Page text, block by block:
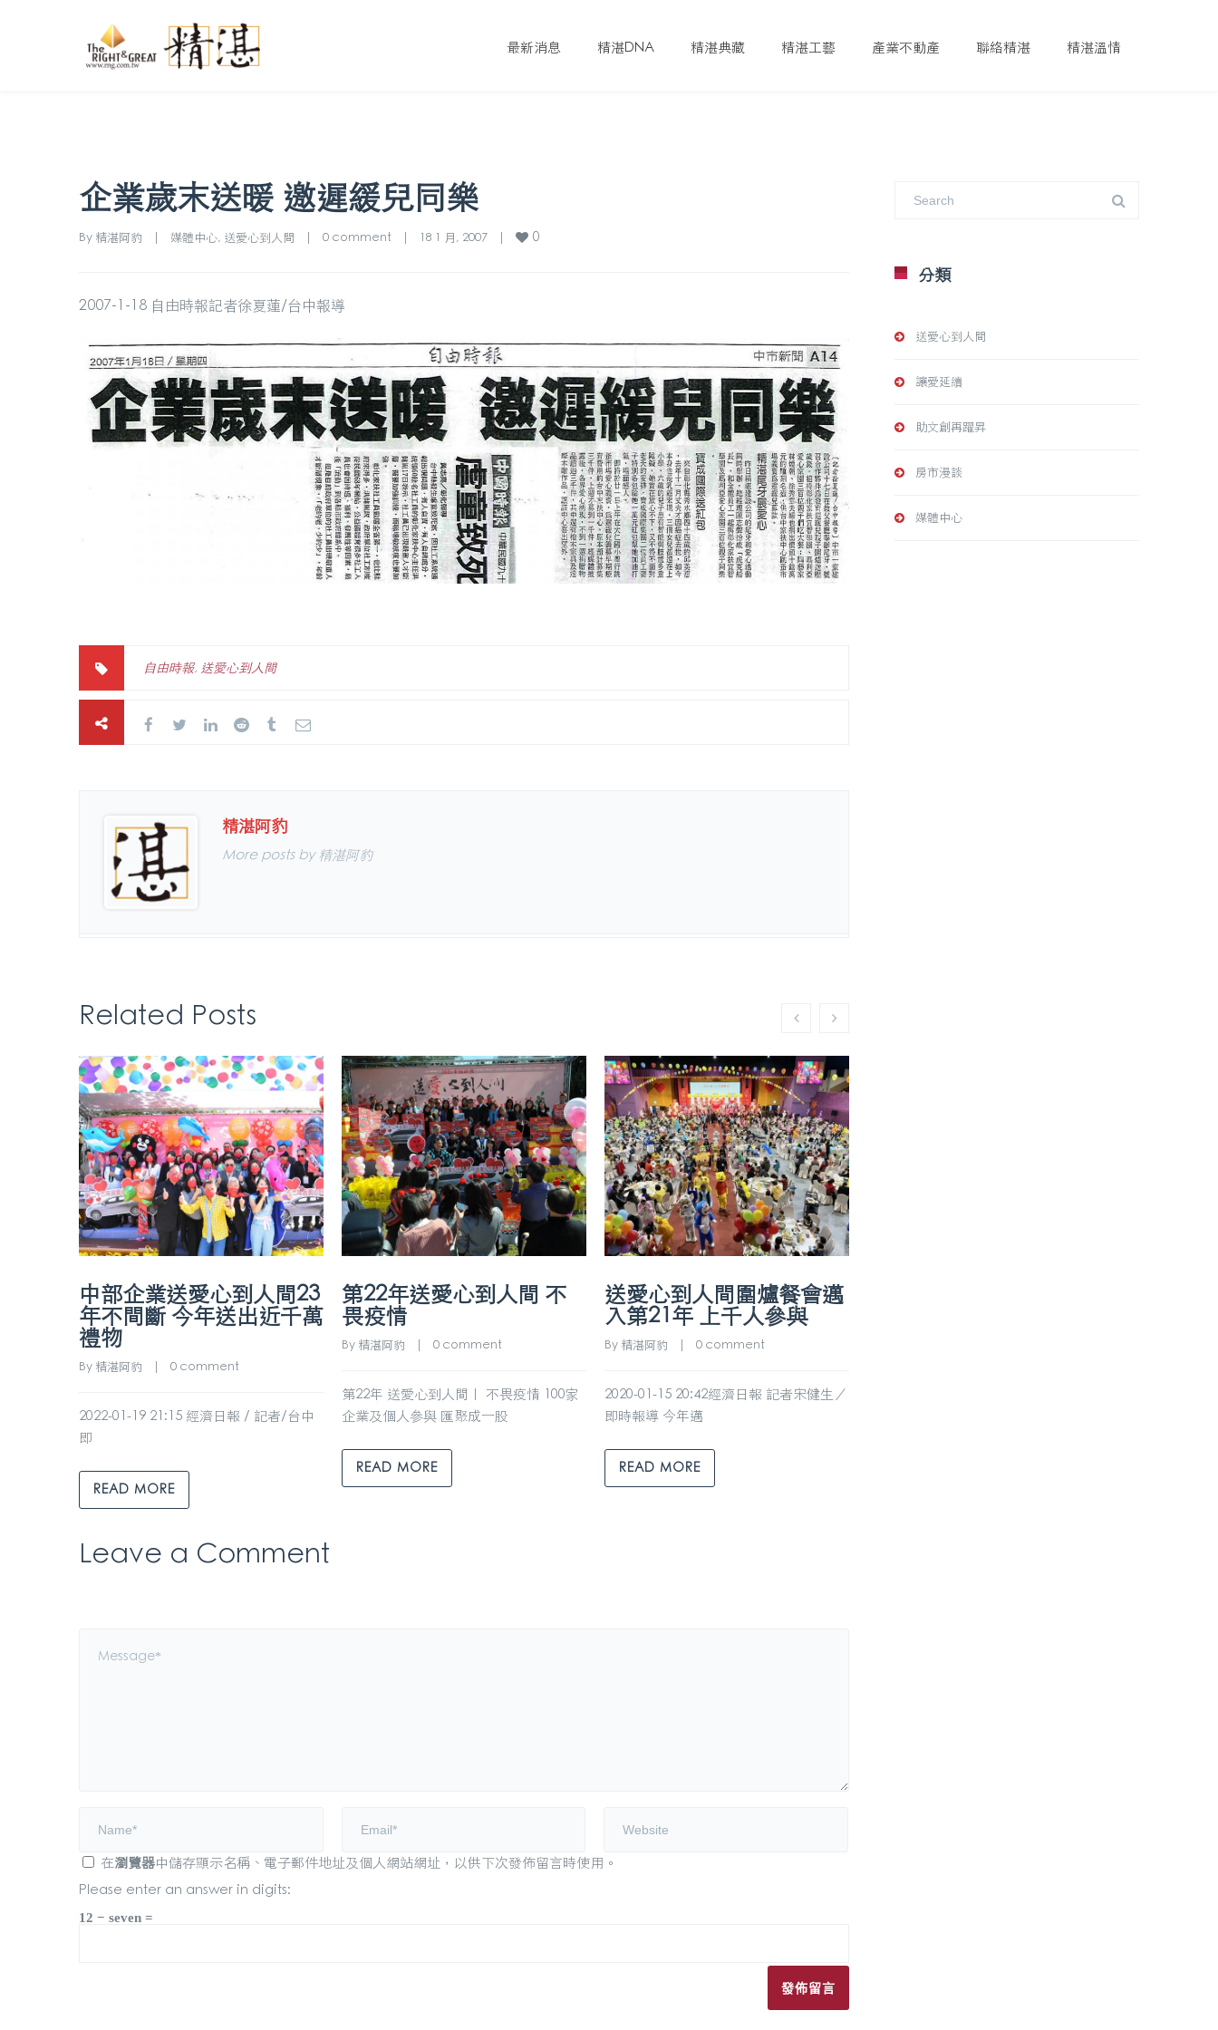
最新消息 精湛DNA 精湛典藏 精湛工藝 產業不動產 聯絡精湛 精湛溫情
企業歲末送暖 邀遲緩兒同樂
By 精湛阿豹 媒體中心, 送愛心到人間 0 comment 18 1 月, 2007 0
2007-1-18 自由時報記者徐夏蓮/台中報導
自由時報, 送愛心到人間
精湛阿豹
More posts by 精湛阿豹
Related Posts
中部企業送愛心到人間23
年不間斷 今年送出近千萬
禮物
By 精湛阿豹 0 comment
2022-01-19 21:15 經濟日報 / 記者/台中
即
READ MORE
第22年送愛心到人間 不
畏疫情
By 精湛阿豹 0 comment
第22年 送愛心到人間｜ 不畏疫情 100家
企業及個人參與 匯聚成一股
READ MORE
送愛心到人間圍爐餐會邁
入第21年 上千人參與
By 精湛阿豹 0 comment
2020-01-15 20:42經濟日報 記者宋健生／
即時報導 今年邁
READ MORE
Leave a Comment
在瀏覽器中儲存顯示名稱、電子郵件地址及個人網站網址，以供下次發佈留言時使用。
Please enter an answer in digits:
12 − seven =
分類
送愛心到人間
讓愛延續
助文創再躍昇
房市漫談
媒體中心